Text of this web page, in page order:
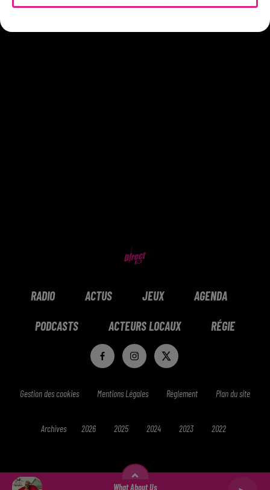
What About Us
RADIO ACTUS JEUX AGENDA
PODCASTS ACTEURS LOCAUX RÉGIE
Gestion des cookies Mentions Légales Réglement Plan du site
Archives 2026 2025 2024 2023 2022